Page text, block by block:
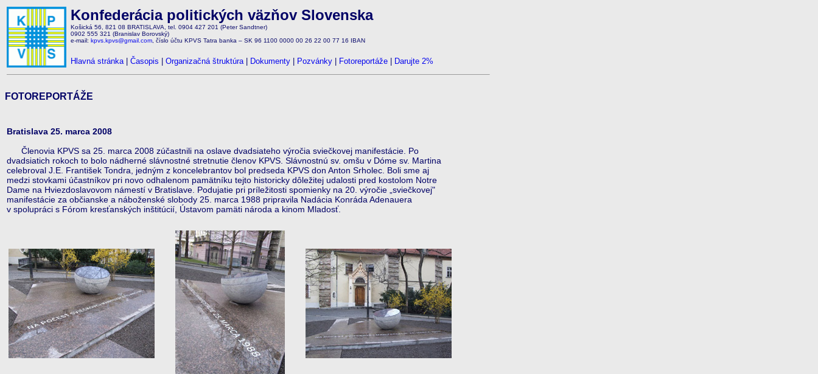
Konfederácia politických väzňov Slovenska
Košická 56, 821 08 BRATISLAVA, tel. 0904 427 201 (Peter Sandtner)
0902 555 321 (Branislav Borovský)
e-mail: kpvs.kpvs@gmail.com , číslo účtu KPVS Tatra banka – SK 96 1100 0000 00 26 22 00 77 16 IBAN
Hlavná stránka| Časopis Organizačná štruktúra| Dokumenty Pozvánky Fotoreportáže Darujte 2%
FOTOREPORTÁŽE
Bratislava 25. marca 2008
Členovia KPVS sa 25. marca 2008 zúčastnili na oslave dvadsiateho výročia sviečkovej manifestácie. Po
dvadsiatich rokoch to bolo nádherné slávnostné stretnutie členov KPVS. Slávnostnú sv. omšu v Dóme sv. Martina
celebroval J.E. František Tondra, jedným z koncelebrantov bol predseda KPVS don Anton Srholec. Boli sme aj
medzi stovkami účastníkov pri novo odhalenom pamätníku tejto historicky dôležitej udalosti pred kostolom Notre
Dame na Hviezdoslavovom námestí v Bratislave. Podujatie pri príležitosti spomienky na 20. výročie „sviečkovej"
manifestácie za občianske a náboženské slobody 25. marca 1988 pripravila Nadácia Konráda Adenauera
v spolupráci s Fórom kresťanských inštitúcií, Ústavom pamäti národa a kinom Mladosť.